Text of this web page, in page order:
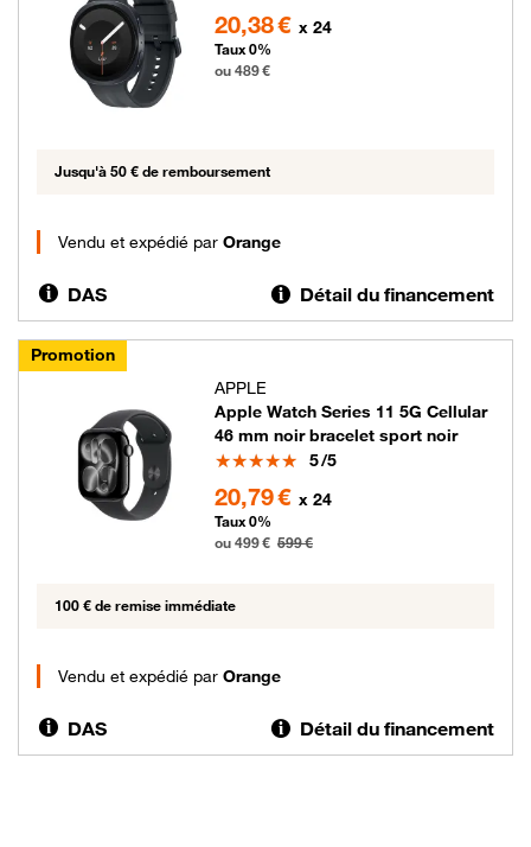
20,38 € x 24
Taux 0%
ou 489 €
Jusqu'à 50 € de remboursement
Vendu et expédié par Orange
DAS Détail du financement
Promotion
APPLE
Apple Watch Series 11 5G Cellular
46 mm noir bracelet sport noir
Note
5/5
20,79 € x 24
Taux 0%
ou 499 € 599 €
100 € de remise immédiate
Vendu et expédié par Orange
DAS Détail du financement